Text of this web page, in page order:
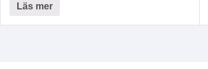
Läs mer